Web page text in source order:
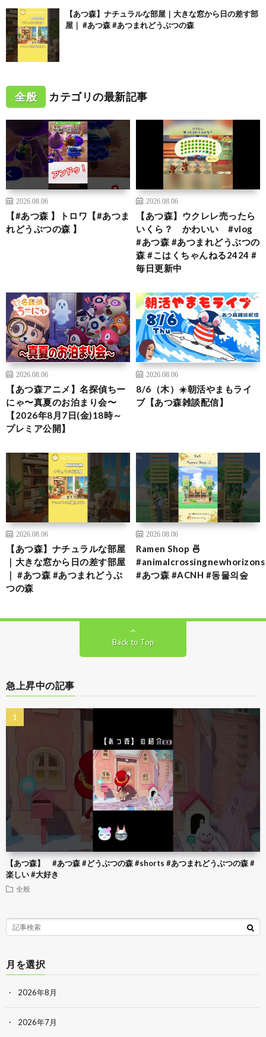
【あつ森】ナチュラルな部屋｜大きな窓から日の差す部
屋｜ #あつ森 #あつまれどうぶつの森
全般 カテゴリの最新記事
2026.08.06
【#あつ森 】トロワ【#あつま
れどうぶつの森 】
2026.08.06
【あつ森】ウクレレ売ったら
いくら？ かわいい #vlog
#あつ森 #あつまれどうぶつの
森 #こはくちゃんねる2424 #
毎日更新中
2026.08.06
【あつ森アニメ】名探偵ちー
にゃ〜真夏のお泊まり会〜
【2026年8月7日(金)18時～
プレミア公開】
2026.08.06
8/6（木）☀️朝活やまもライ
ブ【あつ森雑談配信】
2026.08.06
【あつ森】ナチュラルな部屋
｜大きな窓から日の差す部屋
｜ #あつ森 #あつまれどうぶ
つの森
2026.08.06
Ramen Shop 🍜
#animalcrossingnewhorizons
#あつ森 #ACNH #동물의숲
Back to Top
急上昇中の記事
【あつ森】 #あつ森 #どうぶつの森 #shorts #あつまれどうぶつの森 #
楽しい #大好き
全般
月を選択
2026年8月
2026年7月